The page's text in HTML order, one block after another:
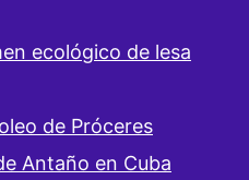
ecológico de lesa
de Próceres
Antaño en Cuba